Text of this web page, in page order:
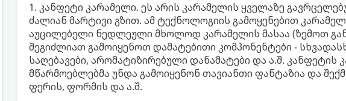
1. კანფეტი კარამელი. ეს არის კარამელის ყველაზე
ძალიან მარტივი გზით. ამ ტექნოლოგიის გამოყენებით
აუცილებელი ნედლეული მხოლოდ კარამელის მასაა (ზემოთ
შეგიძლიათ გამოიყენოთ დამატებითი კომპონენტები -
საღებავები, არომატიზირებული დანამატები და ა.შ. კანფეტის
მწარმოებლებმა უნდა გამოიყენონ თავიანთი ფანტაზია და
ფერის, ფორმის და ა.შ.